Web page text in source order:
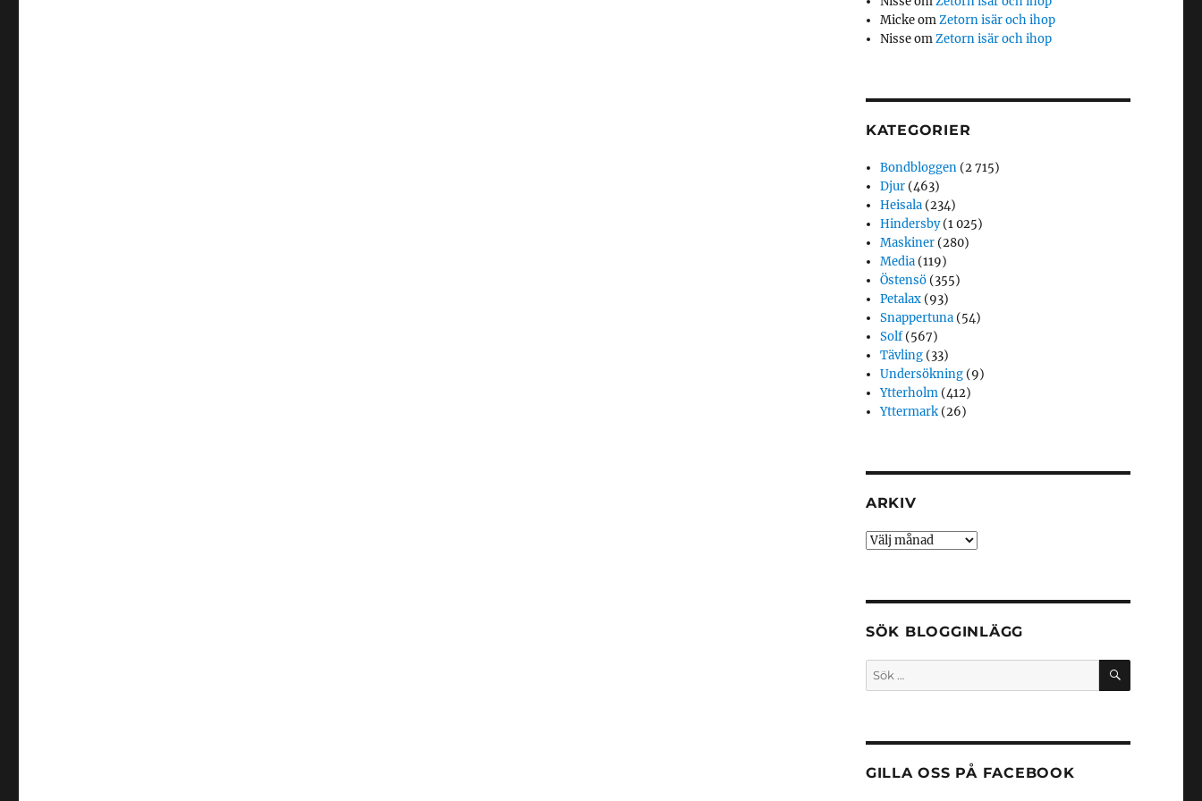
MickeomZetorn isär och ihop
NisseomZetorn isär och ihop
KATEGORIER
Bondbloggen (2 715)
Djur (463)
Heisala (234)
Hindersby(1 025)
Maskiner (280)
Media (119)
Östensö (355)
Petalax (93)
Snappertuna (54)
Solf(567)
Tävling (33)
Undersökning (9)
Ytterholm (412)
Yttermark (26)
ARKIV
Arkiv
SÖK BLOGGINLÄGG
Sök
efter:
SÖK
GILLA OSS PÅ FACEBOOK